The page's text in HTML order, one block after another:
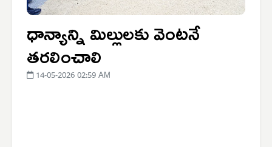
ధాన్యాన్ని మిల్లులకు వెంటనే
తరలించాలి
14-05-2026 02:59 AM